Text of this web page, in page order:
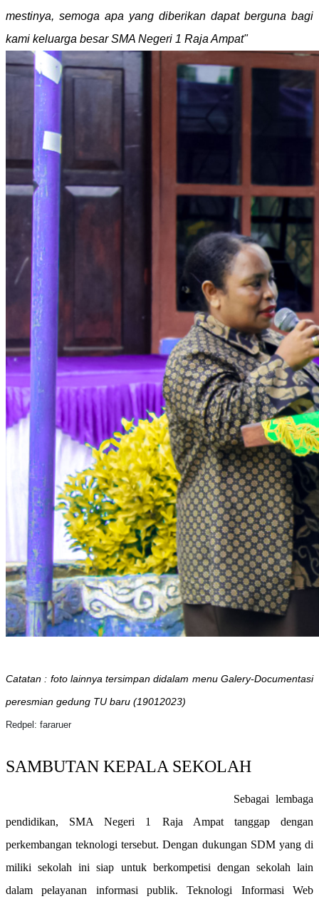
mestinya, semoga apa yang diberikan dapat berguna bagi
kami keluarga besar SMA Negeri 1 Raja Ampat"
Catatan : foto lainnya tersimpan didalam menu Galery-Documentasi
peresmian gedung TU baru (19012023)
Redpel: fararuer
SAMBUTAN KEPALA SEKOLAH
Sebagai lembaga
pendidikan, SMA Negeri 1 Raja Ampat tanggap dengan
perkembangan teknologi tersebut. Dengan dukungan SDM yang di
miliki sekolah ini siap untuk berkompetisi dengan sekolah lain
dalam pelayanan informasi publik. Teknologi Informasi Web